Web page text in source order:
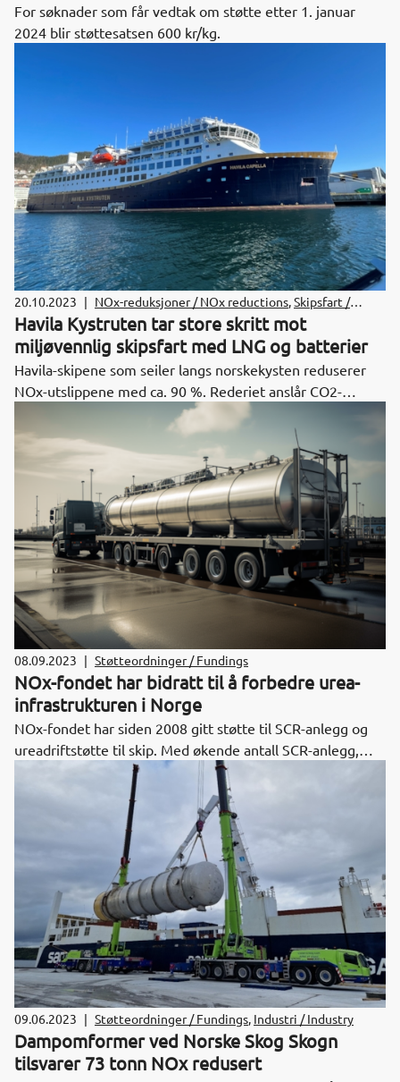
For søknader som får vedtak om støtte etter 1. januar
2024 blir støttesatsen 600 kr/kg.
20.10.2023 | NOx-reduksjoner / NOx reductions,Skipsfart /
Shipping
Havila Kystruten tar store skritt mot
miljøvennlig skipsfart med LNG og batterier
Havila-skipene som seiler langs norskekysten reduserer
NOx-utslippene med ca. 90 %. Rederiet anslår CO2-
reduksjonene til ca. 35 % med dagens løsning, men
teknologien tilrettelegger for ytterligere forbedringer.
08.09.2023 | Støtteordninger / Fundings
NOx-fondet har bidratt til å forbedre urea-
infrastrukturen i Norge
NOx-fondet har siden 2008 gitt støtte til SCR-anlegg og
ureadriftstøtte til skip. Med økende antall SCR-anlegg,
også blant rigger, har det vært et behov for å forbedre
ureainfrastrukturen.
09.06.2023 | Støtteordninger / Fundings, Industri / Industry
Dampomformer ved Norske Skog Skogn
tilsvarer 73 tonn NOx redusert